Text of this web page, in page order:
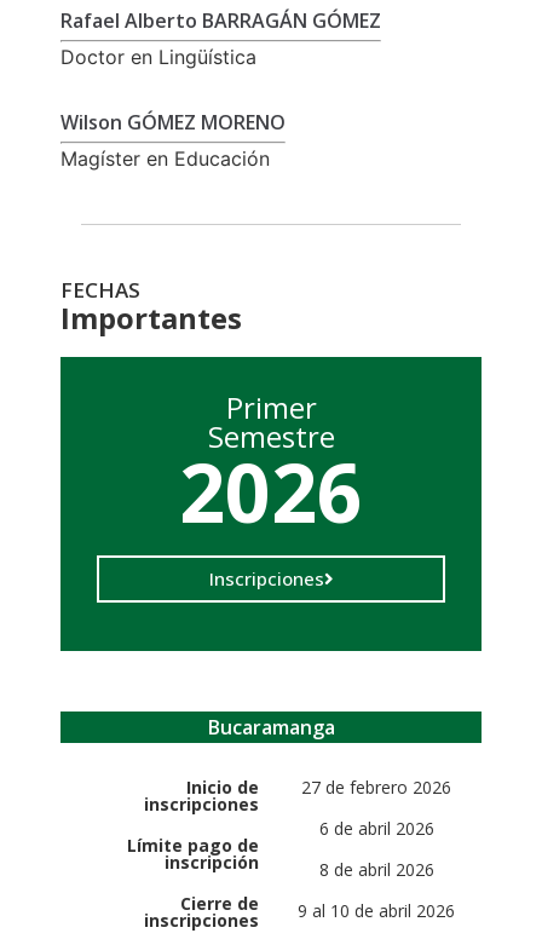
Rafael Alberto BARRAGÁN GÓMEZ
Doctor en Lingüística
Wilson GÓMEZ MORENO
Magíster en Educación
FECHAS
Importantes
Primer
Semestre
2026
Inscripciones
Bucaramanga
Inicio de
inscripciones
Límite pago de
inscripción
Cierre de
inscripciones
27 de febrero 2026
6 de abril 2026
8 de abril 2026
9 al 10 de abril 2026